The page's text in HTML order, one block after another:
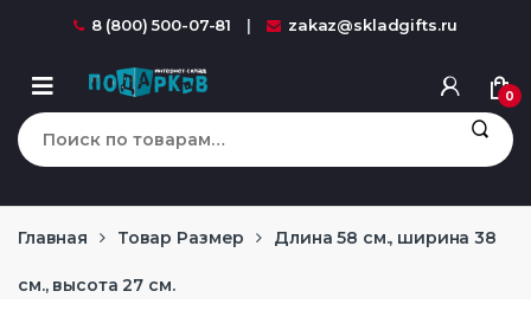
8 (800) 500-07-81 zakaz@skladgifts.ru
0
Искать:
Главная Товар Размер Длина 58 см., ширина 38
см., высота 27 см.